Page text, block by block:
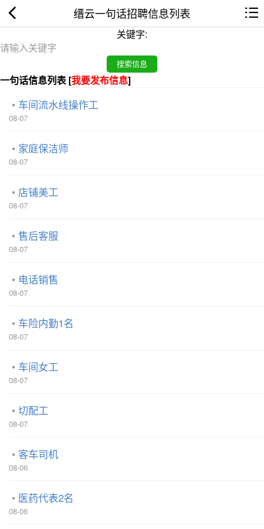
缙云一句话招聘信息列表
关键字:
一句话信息列表 [我要发布信息]
车间流水线操作工
08-07
家庭保洁师
08-07
店铺美工
08-07
售后客服
08-07
电话销售
08-07
车险内勤1名
08-07
车间女工
08-07
切配工
08-07
客车司机
08-06
医药代表2名
08-06